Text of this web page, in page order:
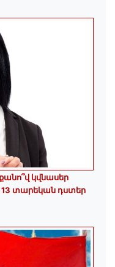
կվնասեր
13 տարեկան դստեր